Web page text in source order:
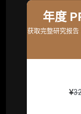
年度
获取完整研究报
¥
机构
获